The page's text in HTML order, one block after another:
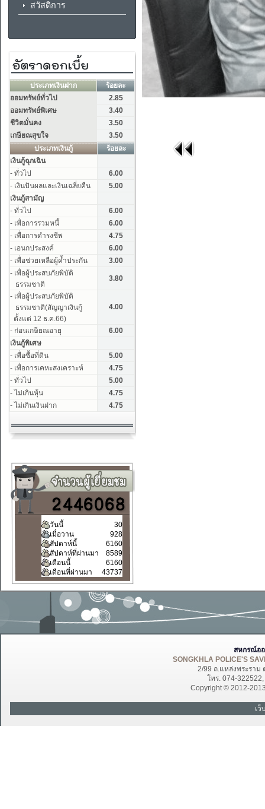
สวัสดิการ
วันนี้
30
เมื่อวาน
928
สัปดาห์นี้
6160
สัปดาห์ที่ผ่านมา
8589
เดือนนี้
6160
เดือนที่ผ่านมา
43737
สหกรณ์อ
SONGKHLA POLICE'S
2/99 ถ.แหล่งพระราม
โทร. 074-
Copyright © 2012-
เ